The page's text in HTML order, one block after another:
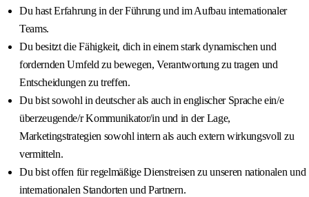
Du hast Erfahrung in der Führung und im Aufbau internationaler
Teams.
Du besitzt die Fähigkeit, dich in einem stark dynamischen und
fordernden Umfeld zu bewegen, Verantwortung zu tragen und
Entscheidungen zu treffen.
Du bist sowohl in deutscher als auch in englischer Sprache ein/e
überzeugende/r Kommunikator/in und in der Lage,
Marketingstrategien sowohl intern als auch extern wirkungsvoll zu
vermitteln.
Du bist offen für regelmäßige Dienstreisen zu unseren nationalen und
internationalen Standorten und Partnern.